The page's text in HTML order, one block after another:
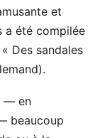
et
a été compilée
Des sandales
— en
beaucoup